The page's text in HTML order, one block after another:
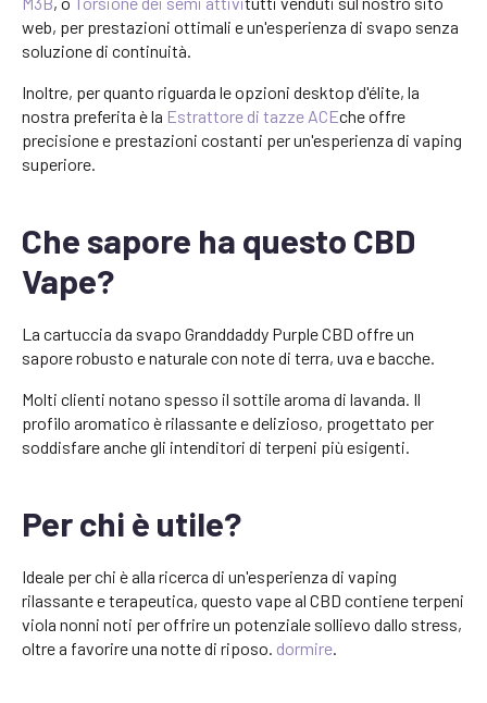
web, per prestazioni ottimali e un'esperienza di svapo senza
soluzione di continuità.
Inoltre, per quanto riguarda le opzioni desktop d'élite, la
nostra preferita è la Estrattore di tazze ACEche offre
precisione e prestazioni costanti per un'esperienza di vaping
superiore.
Che sapore ha questo CBD
Vape?
La cartuccia da svapo Granddaddy Purple CBD offre un
sapore robusto e naturale con note di terra, uva e bacche.
Molti clienti notano spesso il sottile aroma di lavanda. Il
profilo aromatico è rilassante e delizioso, progettato per
soddisfare anche gli intenditori di terpeni più esigenti.
Per chi è utile?
Ideale per chi è alla ricerca di un'esperienza di vaping
rilassante e terapeutica, questo vape al CBD contiene terpeni
viola nonni noti per offrire un potenziale sollievo dallo stress,
oltre a favorire una notte di riposo. dormire.